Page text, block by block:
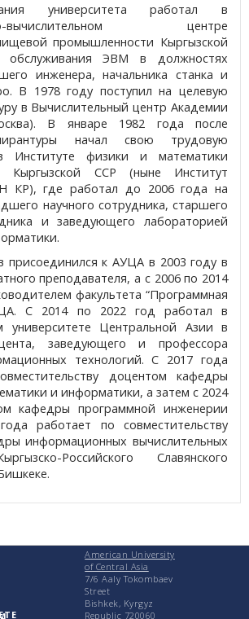
университета работал в
вычислительном центре
промышленности Кыргызской
ЭВМ в должностях
инженера, начальника станка и
В 1978 году поступил на целевую
в Вычислительный центр Академии
В январе 1982 года после
начал свою трудовую
Институте физики и математики
Кыргызской ССР (ныне Институт
КР), где работал до 2006 года на
научного сотрудника, старшего
и заведующего лабораторией
присоединился к АУЦА в 2003 году в
преподавателя, а с 2006 по 2014
факультета “Программная
С 2014 по 2022 год работал в
университете Центральной Азии в
заведующего и профессора
технологий. С 2017 года
доцентом кафедры
и информатики, а затем с 2024
кафедры программной инженерии
работает по совместительству
информационных вычислительных
Российского Славянского
American University
of Central Asia
7/6 Aaly Tokombaev
Street
Bishkek, Kyrgyz
Republic 720060